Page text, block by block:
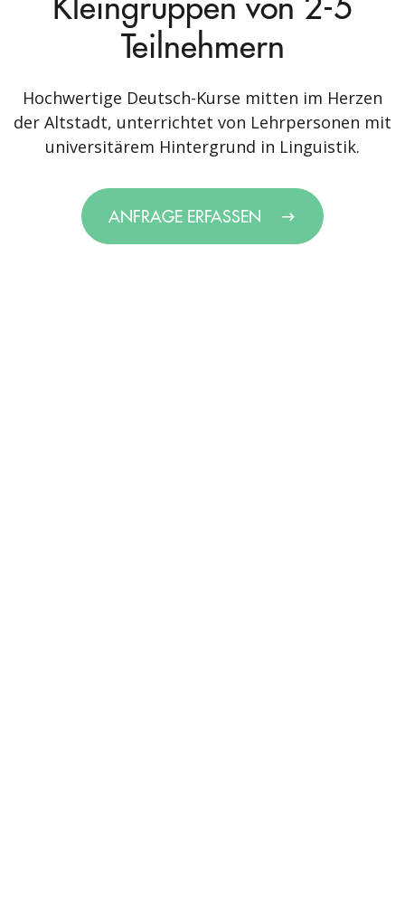
Teilnehmern
Hochwertige Deutsch-Kurse mitten im Herzen
der Altstadt, unterrichtet von Lehrpersonen mit
universitärem Hintergrund in Linguistik.
ANFRAGE ERFASSEN